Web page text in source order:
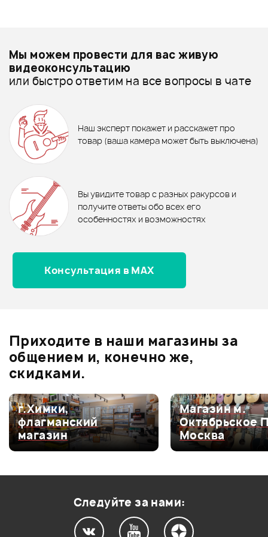
ЖИДКОСТЬ ДЛЯ ОЧИСТКИ
DUNLOP 6582
Ожидается
ХИТ
NEW ХИТ
1 790 ₽
Чехол BRO BAG AGP-01BK
В корзину
1 930 ₽
Чехол LUTNER ЛЧГ12м1
Отзывы
0.0
Оценка5
Оценка4
Оценка1
Чехлы для акустических гитар - дешевле
Чехлы для акустических гитар - дороже
Чехлы для акустических гитар - новинки
Мой отзыв о товаре
Ваша оценка:
Впечатления о товаре:
Мы можем провести для вас живую
видеоконсультацию
или быстро ответим на все вопросы в чате
Наш эксперт покажет и расскажет про
товар (ваша камера может быть выключена)
Вы увидите товар с разных ракурсов и
получите ответы обо всех его
особенностях и возможностях
Консультация в MAX
Приходите в наши магазины за
общением и, конечно же,
скидками.
г.Химки,
флагманский
магазин
Магазин м.
Октябрьское
Москва
Следуйте за нами: